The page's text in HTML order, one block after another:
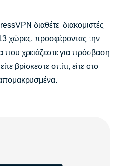
διαθέτει διακομιστές
χώρες, προσφέροντας την
που χρειάζεστε για πρόσβαση
βρίσκεστε σπίτι, είτε στο
απομακρυσμένα.